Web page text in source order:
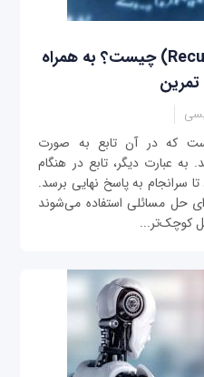
الگوریتم بازگشتی (Recursive) چیست؟ به همراه
است که در آن تابع به صورت
به عبارت دیگر، تابع در هنگام
سرانجام به پاسخ نهایی برسد.
حل مسائلی استفاده می‌شوند
کوچک‌تر...